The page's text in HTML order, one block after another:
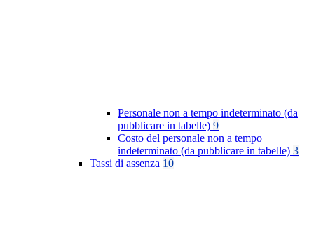
Personale non a tempo indeterminato (da
pubblicare in tabelle) 9
Costo del personale non a tempo
indeterminato (da pubblicare in tabelle) 3
Tassi di assenza 10